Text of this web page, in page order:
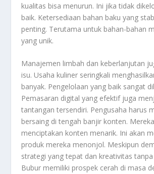
kualitas bisa menurun. Ini jika tidak
baik. Ketersediaan bahan baku yang
penting. Terutama untuk bahan-bahan
yang unik.
Manajemen limbah dan keberlanjutan
isu. Usaha kuliner seringkali
banyak. Pengelolaan yang baik sangat
Pemasaran digital yang efektif juga
tantangan tersendiri. Pengusaha harus
bersaing di tengah banjir konten.
menciptakan konten menarik. Ini akan
produk mereka menonjol. Meskipun
strategi yang tepat dan kreativitas
Bubur memiliki prospek cerah di masa